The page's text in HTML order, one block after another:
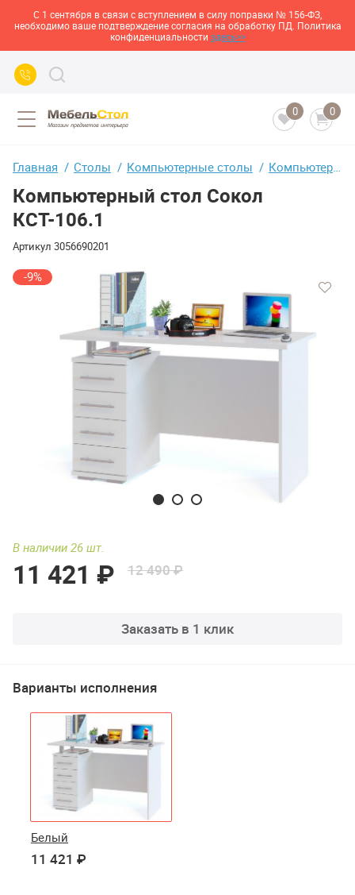
С 1 сентября в связи с вступлением в силу поправки № 156-ФЗ,
необходимо ваше подтверждение согласия на обработку ПД. Политика
конфиденциальности здесь>>
0 0
Главная Столы Компьютерные столы Компьютерный стол Сокол КСТ-106.1
Компьютерный стол Сокол
КСТ-106.1
Артикул 3056690201
-9%
В наличии 26 шт.
11 421 ₽ 12 490 ₽
Заказать в 1 клик
Варианты исполнения
Белый
11 421 ₽